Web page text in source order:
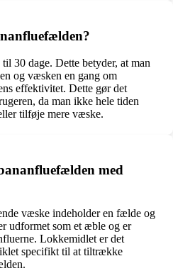
30 dage. Dette betyder, at man
og væsken en gang om
effektivitet. Dette gør det
da man ikke hele tiden
tilføje mere væske.
med
væske indeholder en fælde og
udformet som et æble og er
Lokkemidlet er det
specifikt til at tiltrække